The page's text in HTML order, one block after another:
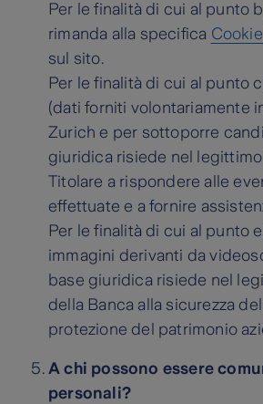
Per le finalità di cui al punto
rimanda alla specifica
sul sito.
Per le finalità di cui al punto
(dati forniti volontariamente
Zurich e per sottoporre
giuridica risiede nel
Titolare a rispondere alle
effettuate e a fornire
Per le finalità di cui al punto
immagini derivanti da
base giuridica risiede nel
della Banca alla sicurezza
protezione del patrimonio
A chi possono essere
personali?